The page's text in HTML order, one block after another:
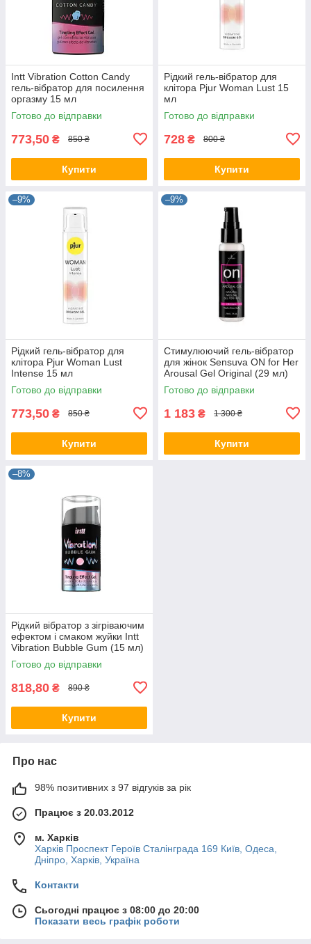
Intt Vibration Cotton Candy
гель-вібратор для посилення
оргазму 15 мл
Готово до відправки
773,50 ₴ 850 ₴
Купити
Рідкий гель-вібратор для
клітора Pjur Woman Lust 15
мл
Готово до відправки
728 ₴ 800 ₴
Купити
–9%
Рідкий гель-вібратор для
клітора Pjur Woman Lust
Intense 15 мл
Готово до відправки
773,50 ₴ 850 ₴
Купити
–9%
Стимулюючий гель-вібратор
для жінок Sensuva ON for Her
Arousal Gel Original (29 мл)
Готово до відправки
1 183 ₴ 1 300 ₴
Купити
–8%
Рідкий вібратор з зігріваючим
ефектом і смаком жуйки Intt
Vibration Bubble Gum (15 мл)
Готово до відправки
818,80 ₴ 890 ₴
Купити
Про нас
98% позитивних з 97 відгуків за рік
Працює з 20.03.2012
м. Харків
Харків Проспект Героїв Сталінграда 169 Київ, Одеса,
Дніпро, Харків, Україна
Контакти
Сьогодні працює з 08:00 до 20:00
Показати весь графік роботи